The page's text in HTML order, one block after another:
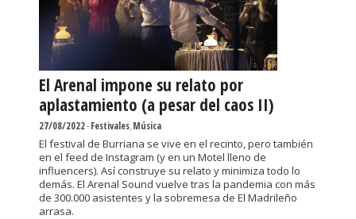
El Arenal impone su relato por
aplastamiento (a pesar del caos II)
27/08/2022-Festivales,Música
El festival de Burriana se vive en el recinto, pero también
en el feed de Instagram (y en un Motel lleno de
influencers). Así construye su relato y minimiza todo lo
demás. El Arenal Sound vuelve tras la pandemia con más
de 300.000 asistentes y la sobremesa de El Madrileño
arrasa.